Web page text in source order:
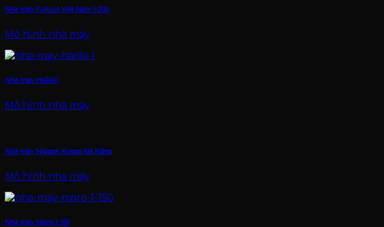
Nhà máy FuKuVi Việt Nam 1-200
Mô hình nhà máy
Nhà máy HaRiKi
Mô hình nhà máy
Nhà máy Nippon Konpo Đà Nẵng
Mô hình nhà máy
Nhà máy Nipro 1-150